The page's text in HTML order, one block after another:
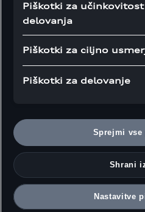
Piškotki za učinkovitost
delovanja
Piškotki za ciljno
Piškotki za delovanje
Sprejmi vse
Shrani
Nastavitve